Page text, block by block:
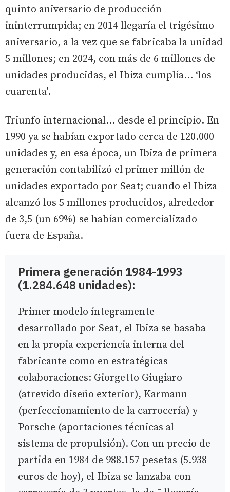
quinto aniversario de producción
ininterrumpida; en 2014 llegaría el trigésimo
aniversario, a la vez que se fabricaba la unidad
5 millones; en 2024, con más de 6 millones de
unidades producidas, el Ibiza cumplía… ‘los
cuarenta’.
Triunfo internacional… desde el principio. En
1990 ya se habían exportado cerca de 120.000
unidades y, en esa época, un Ibiza de primera
generación contabilizó el primer millón de
unidades exportado por Seat; cuando el Ibiza
alcanzó los 5 millones producidos, alrededor
de 3,5 (un 69%) se habían comercializado
fuera de España.
Primera generación 1984-1993
(1.284.648 unidades):
Primer modelo íntegramente
desarrollado por Seat, el Ibiza se basaba
en la propia experiencia interna del
fabricante como en estratégicas
colaboraciones: Giorgetto Giugiaro
(atrevido diseño exterior), Karmann
(perfeccionamiento de la carrocería) y
Porsche (aportaciones técnicas al
sistema de propulsión). Con un precio de
partida en 1984 de 988.157 pesetas (5.938
euros de hoy), el Ibiza se lanzaba con